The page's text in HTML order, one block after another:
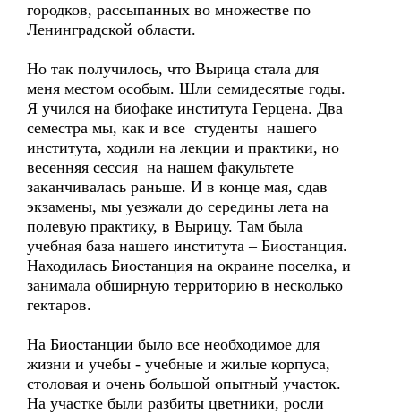
городков, рассыпанных во множестве по
Ленинградской области.
Но так получилось, что Вырица стала для
меня местом особым. Шли семидесятые годы.
Я учился на биофаке института Герцена. Два
семестра мы, как и все студенты нашего
института, ходили на лекции и практики, но
весенняя сессия на нашем факультете
заканчивалась раньше. И в конце мая, сдав
экзамены, мы уезжали до середины лета на
полевую практику, в Вырицу. Там была
учебная база нашего института – Биостанция.
Находилась Биостанция на окраине поселка, и
занимала обширную территорию в несколько
гектаров.
На Биостанции было все необходимое для
жизни и учебы - учебные и жилые корпуса,
столовая и очень большой опытный участок.
На участке были разбиты цветники, росли